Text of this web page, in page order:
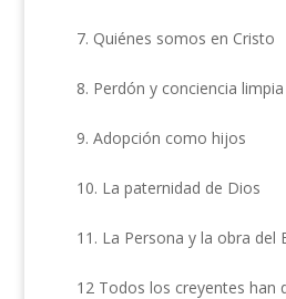
7. Quiénes somos en Cristo
8. Perdón y conciencia limpia
9. Adopción como hijos
10. La paternidad de Dios
11. La Persona y la obra del
12 Todos los creyentes han